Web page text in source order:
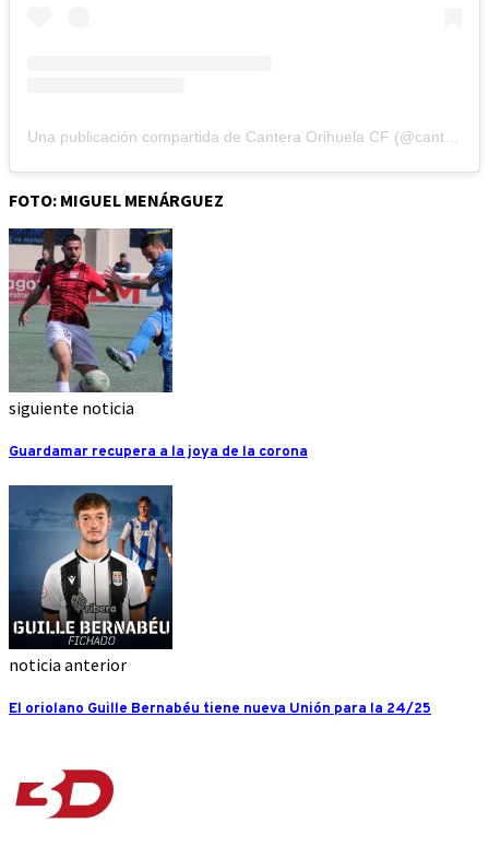
FOTO: MIGUEL MENÁRGUEZ
siguiente noticia
Guardamar recupera a la joya de la corona
noticia anterior
El oriolano Guille Bernabéu tiene nueva Unión para la 24/25